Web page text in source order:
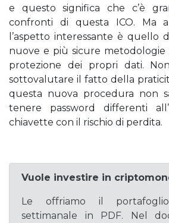
e questo significa che c’è
confronti di questa ICO. Ma
l’aspetto interessante è quello
nuove e più sicure metodologie
protezione dei propri dati.
sottovalutare il fatto della
questa nuova procedura non
tenere password differenti
chiavette con il rischio di perdita.
Vuole investire in
Le offriamo il portafoglio
settimanale in PDF. Nel